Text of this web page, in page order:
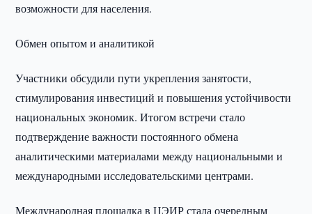
возможности для населения.
Обмен опытом и аналитикой
Участники обсудили пути укрепления занятости,
стимулирования инвестиций и повышения устойчивости
национальных экономик. Итогом встречи стало
подтверждение важности постоянного обмена
аналитическими материалами между национальными и
международными исследовательскими центрами.
Международная площадка в ЦЭИР стала очередным